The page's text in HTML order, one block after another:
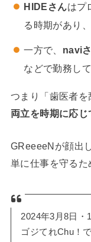
HIDEさんはプ
る時期があり
一方で、 navi
などで勤務し
つまり「歯医者を
両立を時期に応
GReeeeNが顔出
単に仕事を守るた
2024年3月8日・
ゴジてれChu！